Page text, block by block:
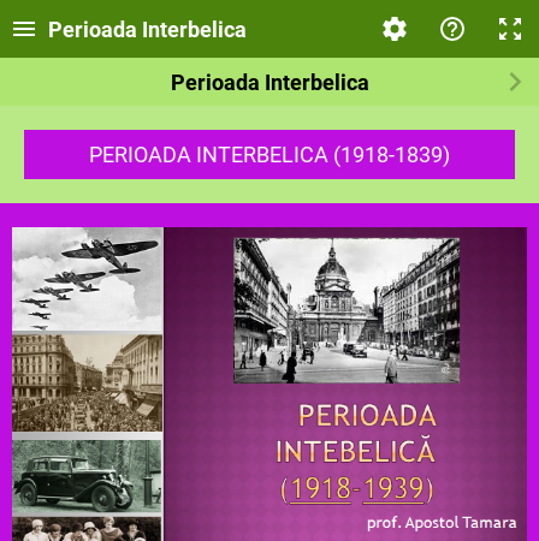
Perioada Interbelica
Perioada Interbelica
PERIOADA INTERBELICA (1918-1839)